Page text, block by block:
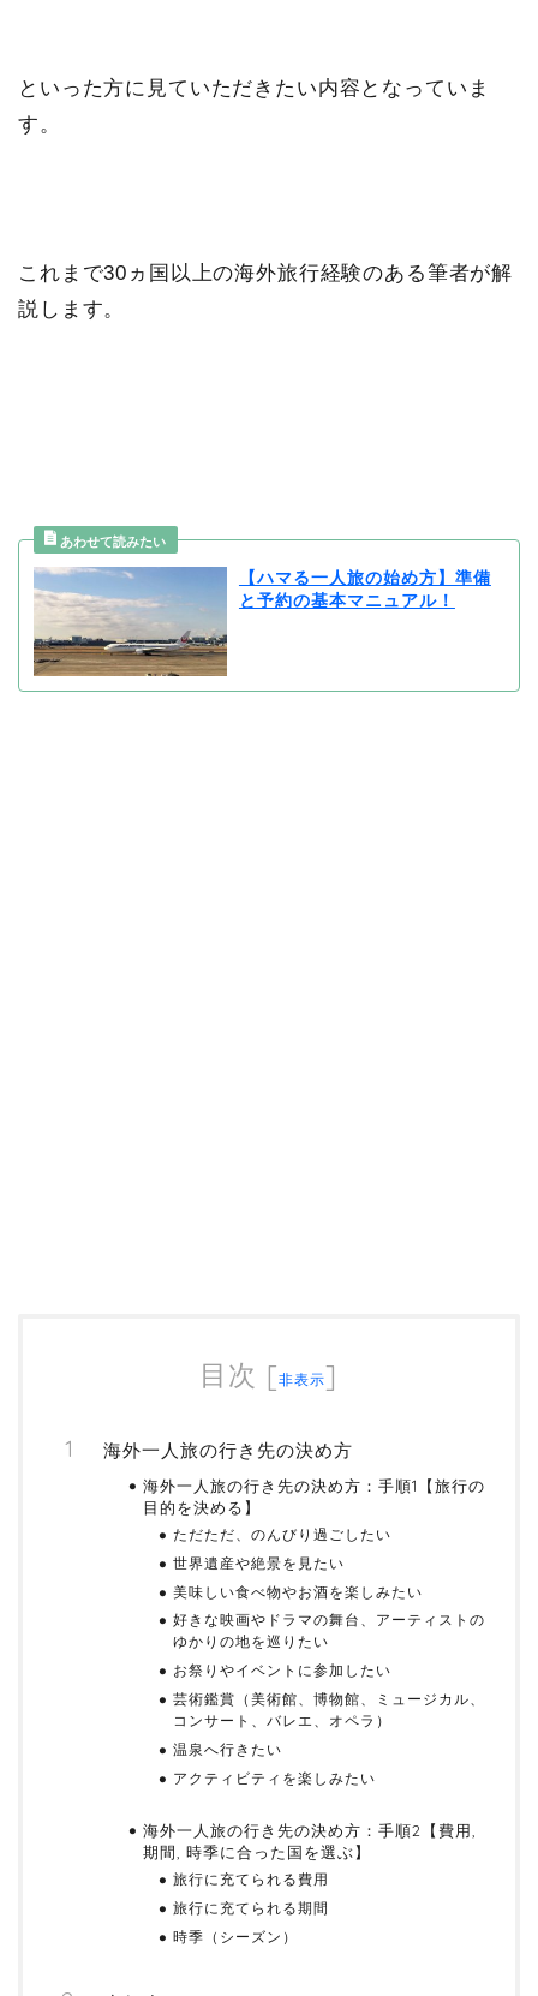
といった方に見ていただきたい内容となっていま
す。
これまで30ヵ国以上の海外旅行経験のある筆者が解
説します。
【ハマる一人旅の始め方】準備
と予約の基本マニュアル！
目次 [非表示]
海外一人旅の行き先の決め方
海外一人旅の行き先の決め方：手順1【旅行の
目的を決める】
ただただ、のんびり過ごしたい
世界遺産や絶景を見たい
美味しい食べ物やお酒を楽しみたい
好きな映画やドラマの舞台、アーティストの
ゆかりの地を巡りたい
お祭りやイベントに参加したい
芸術鑑賞（美術館、博物館、ミュージカル、
コンサート、バレエ、オペラ）
温泉へ行きたい
アクティビティを楽しみたい
海外一人旅の行き先の決め方：手順2【費用,
期間, 時季に合った国を選ぶ】
旅行に充てられる費用
旅行に充てられる期間
時季（シーズン）